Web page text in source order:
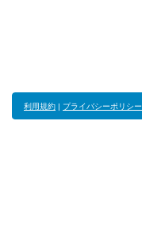
利用規約 | プライバシーポリシー